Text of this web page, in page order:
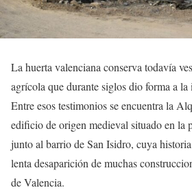
La huerta valenciana conserva todavía
agrícola que durante siglos dio forma a
Entre esos testimonios se encuentra la
edificio de origen medieval situado en la
junto al barrio de San Isidro, cuya
lenta desaparición de muchas
de Valencia.